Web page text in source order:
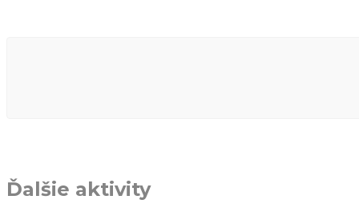
Ďalšie aktivity